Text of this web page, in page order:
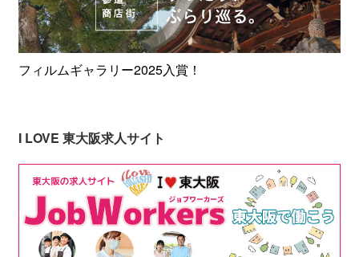
フィルムギャラリー2025入賞！
I LOVE 東大阪求人サイト